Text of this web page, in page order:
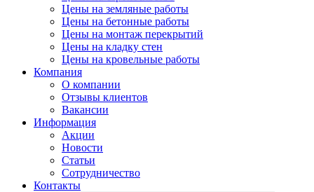
Цены на земляные работы
Цены на бетонные работы
Цены на монтаж перекрытий
Цены на кладку стен
Цены на кровельные работы
Компания
О компании
Отзывы клиентов
Вакансии
Информация
Акции
Новости
Статьи
Сотрудничество
Контакты